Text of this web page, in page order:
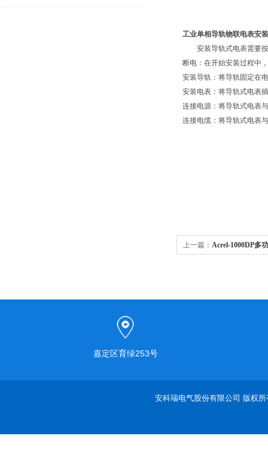
工业单相导轨物联电表安
安装导轨式电表需要按
断电：在开始安装过程中
安装导轨：将导轨固定在
安装电表：将导轨式电表
连接电源：将导轨式电表
连接电缆：将导轨式电表
上一篇： Acrel-1000DP多
嘉定区育绿253号
安科瑞电气股份有限公司 版权